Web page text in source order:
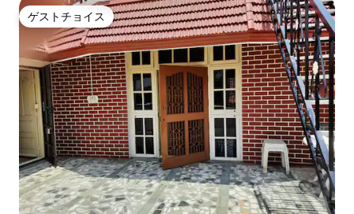
ゲストチョイス
ゲストチョイス